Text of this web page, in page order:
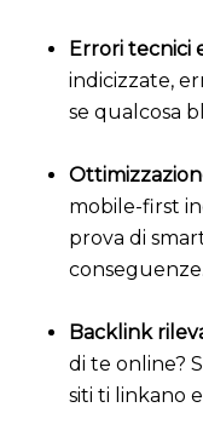
Errori tecnici
indicizzate,
se qualcosa
mobile-first
prova di
Backlink
di te online?
siti ti linkano